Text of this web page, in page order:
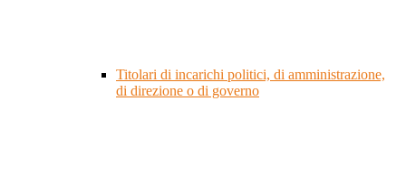
Titolari di incarichi politici, di amministrazione,
di direzione o di governo